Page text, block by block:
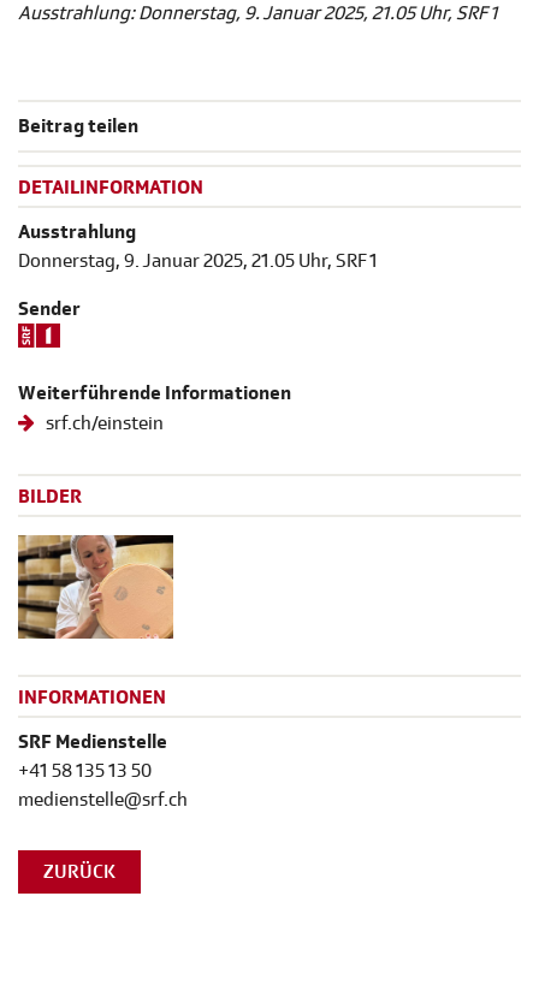
Ausstrahlung: Donnerstag, 9. Januar 2025, 21.05 Uhr, SRF 1
Beitrag teilen
DETAILINFORMATION
Ausstrahlung
Donnerstag, 9. Januar 2025, 21.05 Uhr, SRF 1
Sender
Weiterführende Informationen
srf.ch/einstein
BILDER
INFORMATIONEN
SRF Medienstelle
+41 58 135 13 50
medienstelle@srf.ch
ZURÜCK